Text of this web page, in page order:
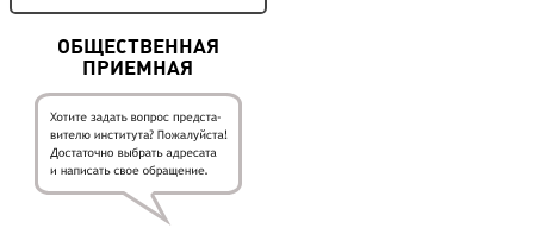
ОБЩЕСТВЕННАЯ
ПРИЕМНАЯ